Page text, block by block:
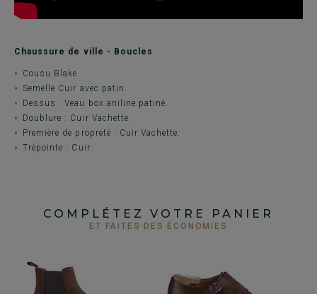
Chaussure de ville - Boucles
Cousu Blake.
Semelle Cuir avec patin.
Dessus : Veau box aniline patiné.
Doublure : Cuir Vachette.
Première de propreté : Cuir Vachette.
Trépointe : Cuir.
COMPLÉTEZ VOTRE PANIER
ET FAITES DES ÉCONOMIES